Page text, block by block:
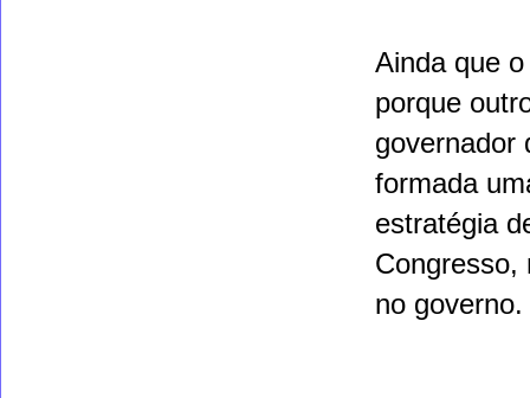
Ainda que
porque
governador
formada
estratégia
Congresso,
no governo.